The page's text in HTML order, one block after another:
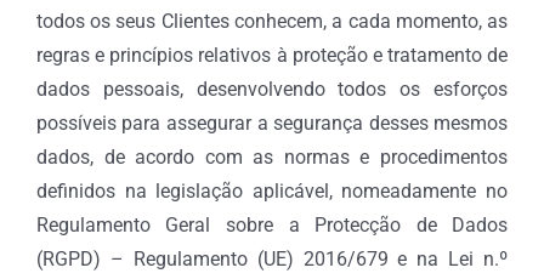
todos os seus Clientes conhecem, a cada momento, as
regras e princípios relativos à proteção e tratamento de
dados pessoais, desenvolvendo todos os esforços
possíveis para assegurar a segurança desses mesmos
dados, de acordo com as normas e procedimentos
definidos na legislação aplicável, nomeadamente no
Regulamento Geral sobre a Protecção de Dados
(RGPD) – Regulamento (UE) 2016/679 e na Lei n.º